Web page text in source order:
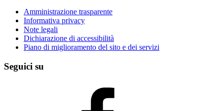
Amministrazione trasparente
Informativa privacy
Note legali
Dichiarazione di accessibilità
Piano di miglioramento del sito e dei servizi
Seguici su